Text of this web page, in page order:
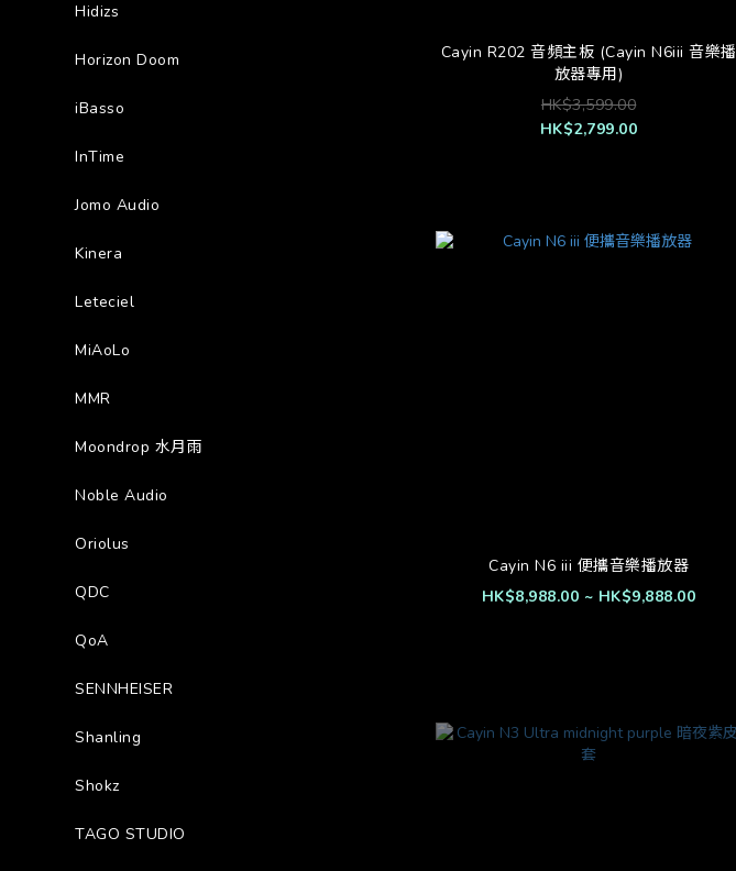
Hidizs
Horizon Doom
iBasso
InTime
Jomo Audio
Kinera
Leteciel
MiAoLo
MMR
Moondrop 水月雨
Noble Audio
Oriolus
QDC
QoA
SENNHEISER
Shanling
Shokz
TAGO STUDIO
Cayin R202 音頻主板 (Cayin N6iii 音樂播
放器專用)
HK$3,599.00
HK$2,799.00
Cayin N6 iii 便攜音樂播放器
HK$8,988.00 ~ HK$9,888.00